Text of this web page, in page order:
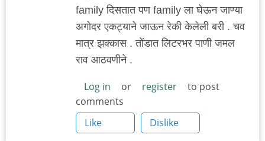
family दिसतात पण family ला घेऊन जाण्या
अगोदर एकट्याने जाऊन रेकी केलेली बरी . चव
मात्र झक्कास . तोंडात लिटरभर पाणी जमल
राव आठवणीने .
Log in or register
to post
comments
Like
Dislike